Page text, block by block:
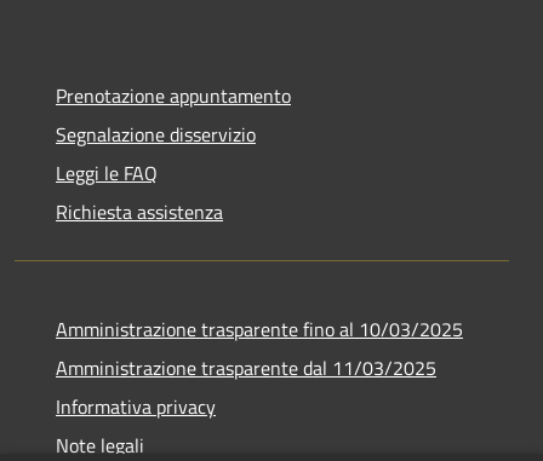
Prenotazione appuntamento
Segnalazione disservizio
Leggi le FAQ
Richiesta assistenza
Amministrazione trasparente fino al 10/03/2025
Amministrazione trasparente dal 11/03/2025
Informativa privacy
Note legali